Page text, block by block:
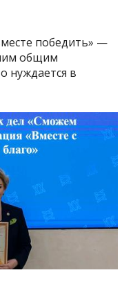
победить» —
общим
нуждается в